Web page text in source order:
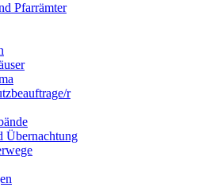
Pfarrämter
r
Übernachtung